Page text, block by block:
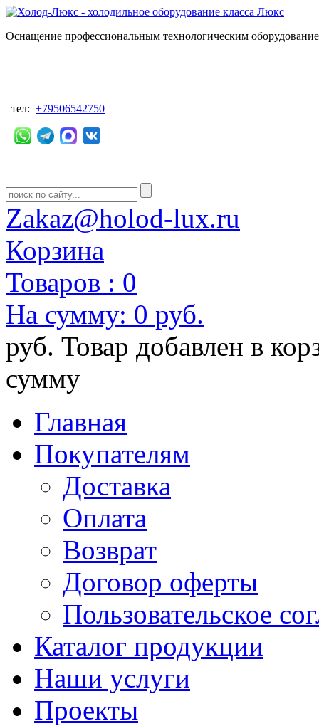
Оснащение профессиональным технологическим
тел: +79506542750
Zakaz@holod-lux.ru
Корзина
Товаров : 0
На сумму: 0 руб.
руб. Товар добавлен в
сумму
Главная
Покупателям
Доставка
Оплата
Возврат
Договор оферты
Пользовательское
Каталог продукции
Наши услуги
Проекты